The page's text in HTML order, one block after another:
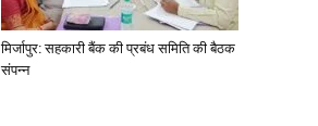
मिर्जापुर: सहकारी बैंक की प्रबंध समिति की बैठक
संपन्न